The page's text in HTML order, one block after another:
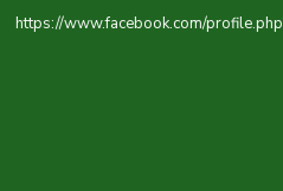
https://www.facebook.com/